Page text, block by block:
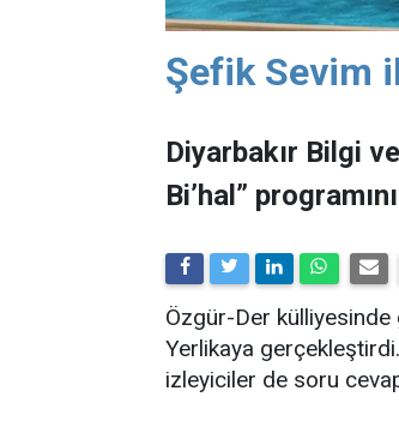
Şefik Sevim
Diyarbakır Bilgi
Bi’hal”
Özgür-Der
Yerlikaya
izleyiciler de soru